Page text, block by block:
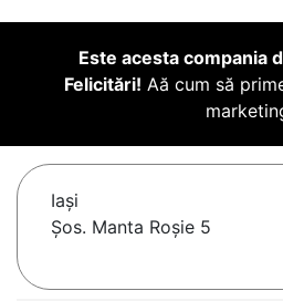
Este acesta compania
Felicitări! Aă cum să
Iaşi
Șos. Manta Roșie 5